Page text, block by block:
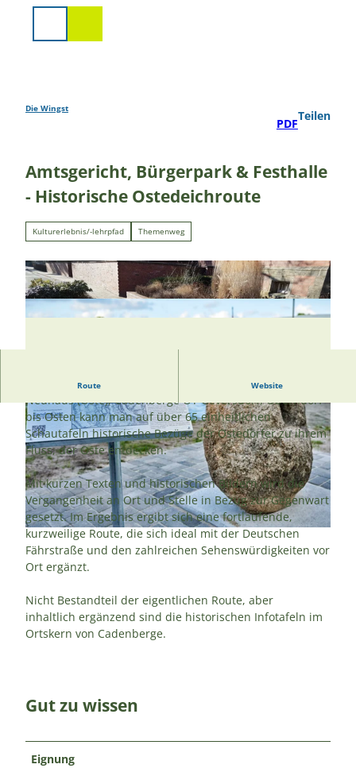
Die Wingst
PDF
Teilen
Amtsgericht, Bürgerpark & Festhalle
- Historische Ostedeichroute
Kulturerlebnis/-lehrpfad Themenweg
© A. Brüning |CC-BY
© (c)floriantrykowski.de, Florian Trykowski |CC-BY-SA
Route Website
Entlang der historischen Ostedeichroute von Belum über
Neuhaus (Oste), Cadenberge OT Geversdorf, Oberndorf
bis Osten kann man auf über 65 einheitlichen
Schautafeln historische Bezüge der Ostedörfer zu ihrem
Fluss, der Oste entdecken.
Mit kurzen Texten und historischen Bildern wird die
Vergangenheit an Ort und Stelle in Bezug zur Gegenwart
gesetzt. Im Ergebnis ergibt sich eine fortlaufende,
kurzweilige Route, die sich ideal mit der Deutschen
Fährstraße und den zahlreichen Sehenswürdigkeiten vor
Ort ergänzt.
Nicht Bestandteil der eigentlichen Route, aber
inhaltlich ergänzend sind die historischen Infotafeln im
Ortskern von Cadenberge.
Gut zu wissen
Eignung